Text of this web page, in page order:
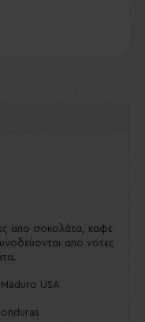
απο σοκολάτα, καφε
απο νοτες
USA